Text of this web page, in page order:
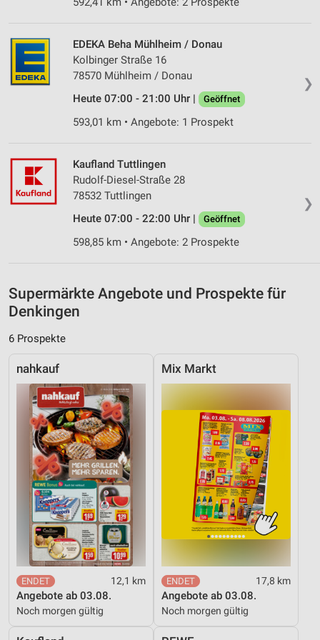
❯
EDEKA Beha Mühlheim / Donau
Kolbinger Straße 16
78570 Mühlheim / Donau
Heute 07:00 - 21:00 Uhr |
Geöffnet
593,01 km • Angebote: 1 Prospekt
❯
Kaufland Tuttlingen
Rudolf-Diesel-Straße 28
78532 Tuttlingen
Heute 07:00 - 22:00 Uhr |
Geöffnet
598,85 km • Angebote: 2 Prospekte
Supermärkte Angebote und Prospekte für
Denkingen
6 Prospekte
nahkauf
12,1 km
Angebote ab 03.08.
Noch morgen gültig
Mix Markt
17,8 km
Angebote ab 03.08.
Noch morgen gültig
Verwendung von Profilen zur Auswahl
Erstellung von Profilen zur Personalisierung
von Inhalten
Verwendung von Profilen zur Auswahl
personalisierter Inhalte
Messung der Performance von Inhalten
Analyse von Zielgruppen durch Statistiken oder
Kombinationen von Daten aus verschiedenen
Entwicklung und Verbesserung der Angebote
Inhalten
IAB-Besonderheiten:
Verwendung genauer Standortdaten
Geräte anhand von aktiv angeforderten
Informationen identifizieren
Nicht-IAB-Verarbeitungszwecke:
Notwendig
Performance
Funktional
Werbung